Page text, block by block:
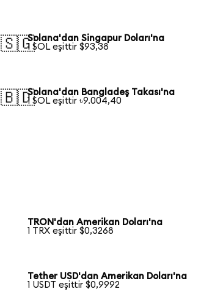
🇸🇬Solana'dan Singapur Doları'na
1 SOL eşittir $93,38
🇧🇩Solana'dan Bangladeş Takası'na
1 SOL eşittir ৳9.004,40
TRON'dan Amerikan Doları'na
1 TRX eşittir $0,3268
Tether USD'dan Amerikan Doları'na
1 USDT eşittir $0,9992